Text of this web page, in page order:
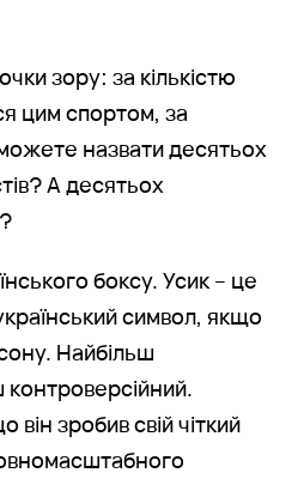
зору: за кількістю
цим спортом, за
назвати десятьох
А десятьох
боксу. Усик – це
символ, якщо
Найбільш
зробив свій чіткий